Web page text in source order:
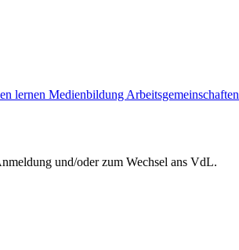
lernen Medienbildung Arbeitsgemeinschaften
und/oder zum Wechsel ans VdL.